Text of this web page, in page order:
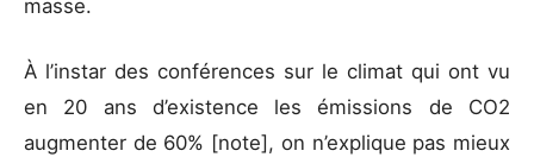
masse.
À l’instar des conférences sur le climat qui ont vu
en 20 ans d’existence les émissions de CO2
augmenter de 60% [note], on n’explique pas mieux